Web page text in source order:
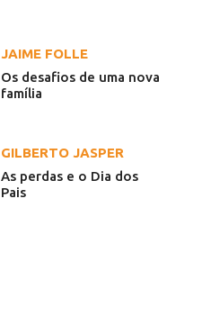
JAIME FOLLE
Os desafios de uma nova
família
GILBERTO JASPER
As perdas e o Dia dos
Pais